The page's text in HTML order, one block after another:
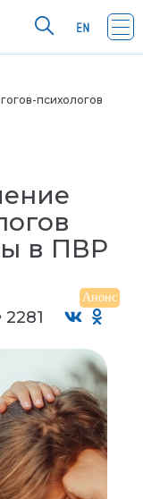
психологов
в ПВР
Анонс
2281